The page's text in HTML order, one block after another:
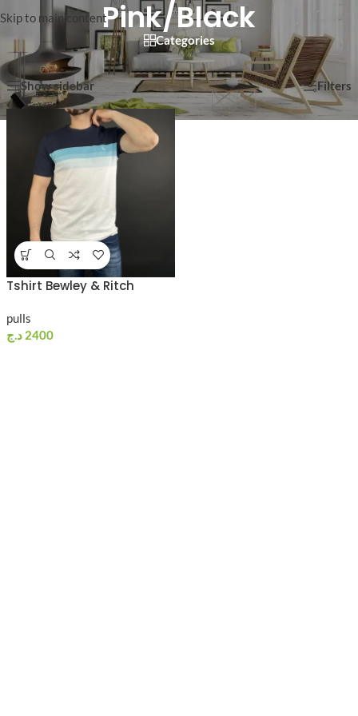
Skip to main contentPink/Black
Categories
Voici le seul résultat
Show sidebar Filters
Tshirt Bewley & Ritch
pulls
2400 د.ج